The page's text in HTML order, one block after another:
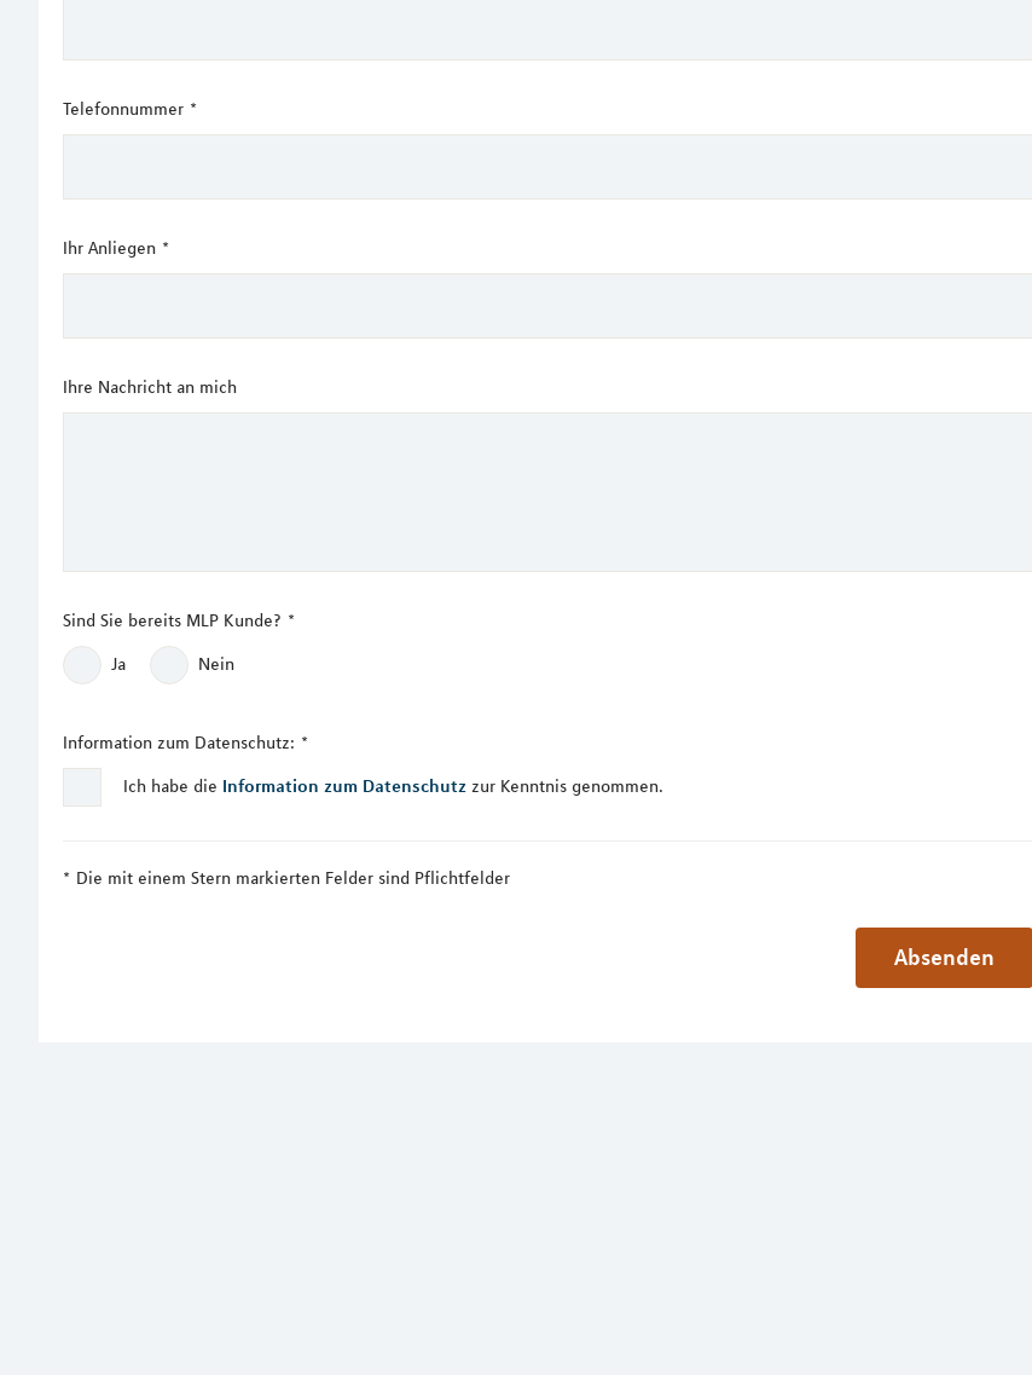
Telefonnummer *
Ihr Anliegen *
Ihre Nachricht an mich
Sind Sie bereits MLP Kunde? *
Ja
Nein
Information zum Datenschutz: *
Ich habe die Information zum Datenschutz zur Kenntnis genommen.
Die mit einem Stern markierten Felder sind Pflichtfelder